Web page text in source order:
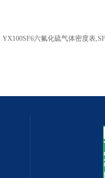
YX100SF6六氟化硫气体密度表